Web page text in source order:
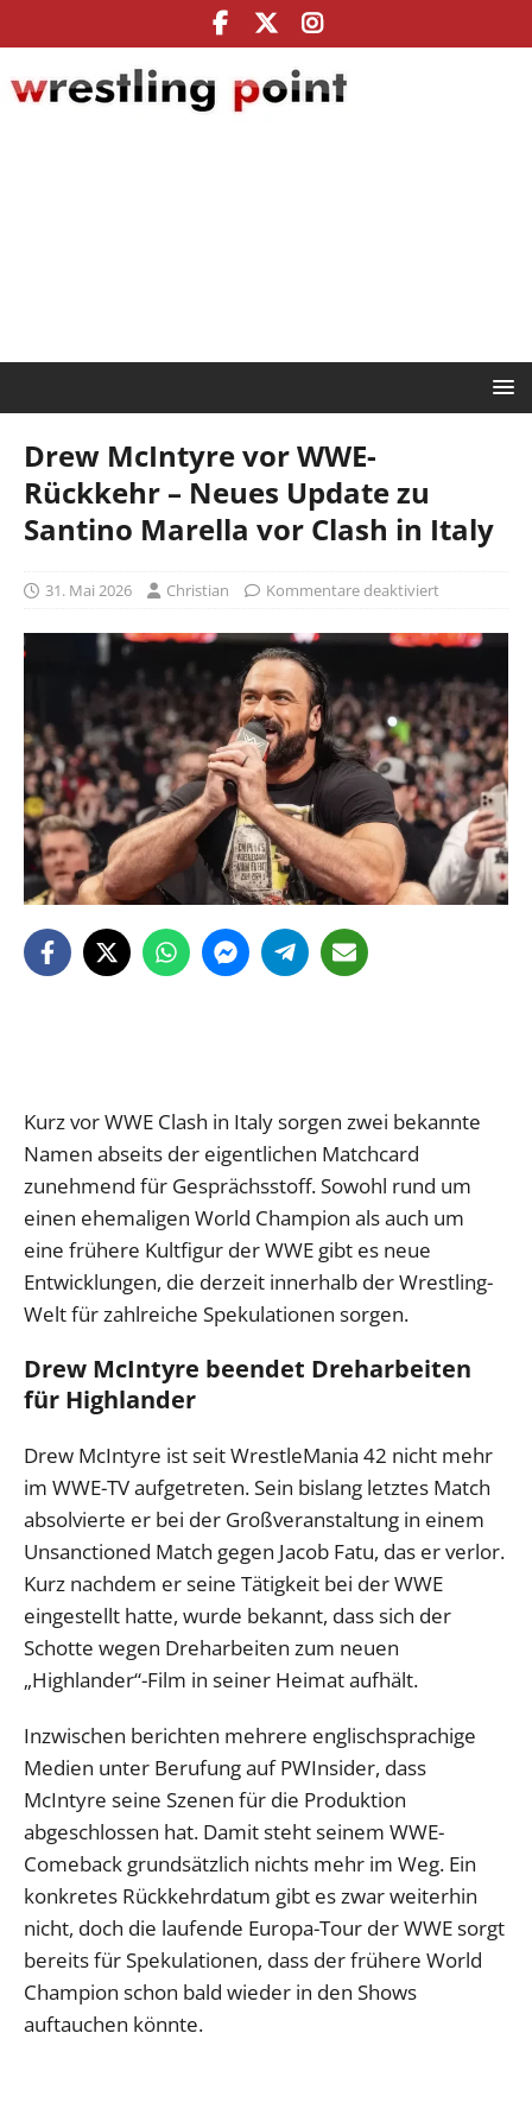
Drew McIntyre vor WWE-
Rückkehr – Neues Update zu
Santino Marella vor Clash in Italy
31. Mai 2026 Christian Kommentare deaktiviert
Kurz vor WWE Clash in Italy sorgen zwei bekannte
Namen abseits der eigentlichen Matchcard
zunehmend für Gesprächsstoff. Sowohl rund um
einen ehemaligen World Champion als auch um
eine frühere Kultfigur der WWE gibt es neue
Entwicklungen, die derzeit innerhalb der Wrestling-
Welt für zahlreiche Spekulationen sorgen.
Drew McIntyre beendet Dreharbeiten
für Highlander
Drew McIntyre ist seit WrestleMania 42 nicht mehr
im WWE-TV aufgetreten. Sein bislang letztes Match
absolvierte er bei der Großveranstaltung in einem
Unsanctioned Match gegen Jacob Fatu, das er verlor.
Kurz nachdem er seine Tätigkeit bei der WWE
eingestellt hatte, wurde bekannt, dass sich der
Schotte wegen Dreharbeiten zum neuen
„Highlander“-Film in seiner Heimat aufhält.
Inzwischen berichten mehrere englischsprachige
Medien unter Berufung auf PWInsider, dass
McIntyre seine Szenen für die Produktion
abgeschlossen hat. Damit steht seinem WWE-
Comeback grundsätzlich nichts mehr im Weg. Ein
konkretes Rückkehrdatum gibt es zwar weiterhin
nicht, doch die laufende Europa-Tour der WWE sorgt
bereits für Spekulationen, dass der frühere World
Champion schon bald wieder in den Shows
auftauchen könnte.